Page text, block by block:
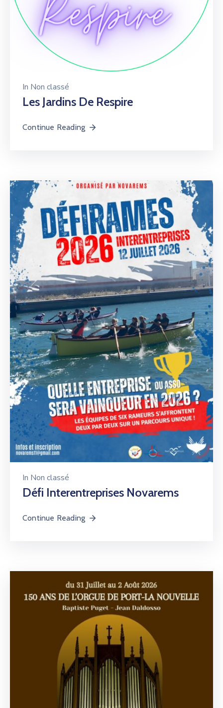
In Non classé
Les Jardins De Respire
Continue Reading
In Non classé
Défi Interentreprises Novarems
Continue Reading